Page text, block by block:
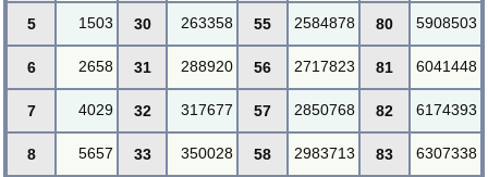
5 1503 30 263358 55 2584878 80 5908503
6 2658 31 288920 56 2717823 81 6041448
7 4029 32 317677 57 2850768 82 6174393
8 5657 33 350028 58 2983713 83 6307338